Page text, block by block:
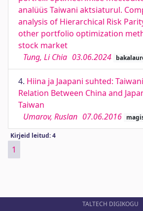
analüüs Taiwani aktsiaturul.
analysis of Hierarchical Risk
other portfolio optimization
stock market
Tung, Li Chia 03.06.2024
4. Hiina ja Jaapani suhted:
Relation Between China and
Taiwan
Umarov, Ruslan 07.06.2016
Kirjeid leitud: 4
1
TALTECH DIGIKOGU